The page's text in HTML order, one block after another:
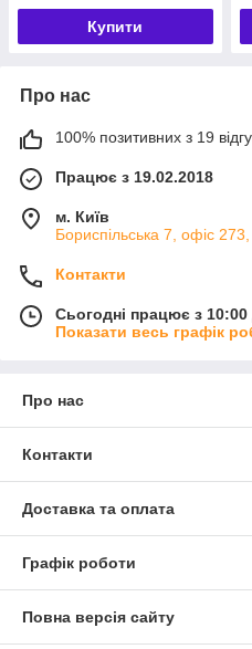
Купити
Про нас
100% позитивних з 19
Працює з 19.02.2018
м. Київ
Бориспільська 7, офіс 273,
Контакти
Сьогодні працює з
Показати весь графік
Про нас
Контакти
Доставка та оплата
Графік роботи
Повна версія сайту